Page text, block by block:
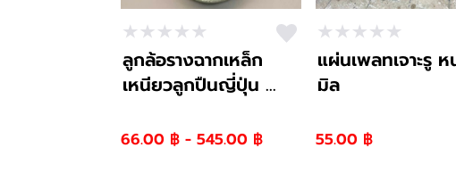
ลูกล้อรางฉากเหล็ก
เหนียวลูกปืนญี่ปุ่น ...
66.00 ฿ - 545.00 ฿
แผ่นเพลทเจาะรู
มิล
55.00 ฿